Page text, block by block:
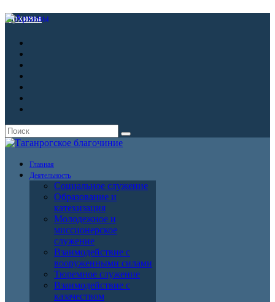
Архивы
Главная
Деятельность
Социальное служение
Образование и
катехизация
Молодежное и
миссионерское
служение
Взаимодействие с
вооруженными силами
Тюремное служение
Взаимодействие с
казачеством